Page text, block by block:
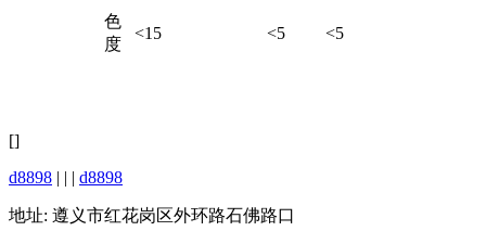
色
度
<15 <5 <5
[]
d8898 | | | d8898
地址: 遵义市红花岗区外环路石佛路口